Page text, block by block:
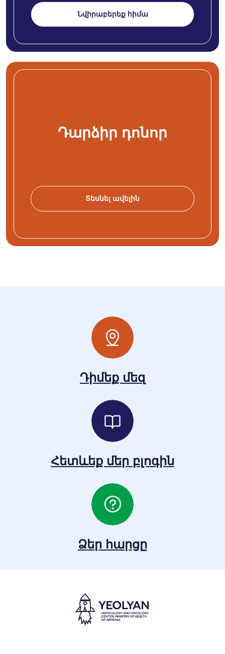
Նվիրաբերեք հիմա
Դարձիր դոնոր
Տեսնել ավելին
Դիմեք մեզ
Հետևեք մեր բլոգին
Ձեր հարցը